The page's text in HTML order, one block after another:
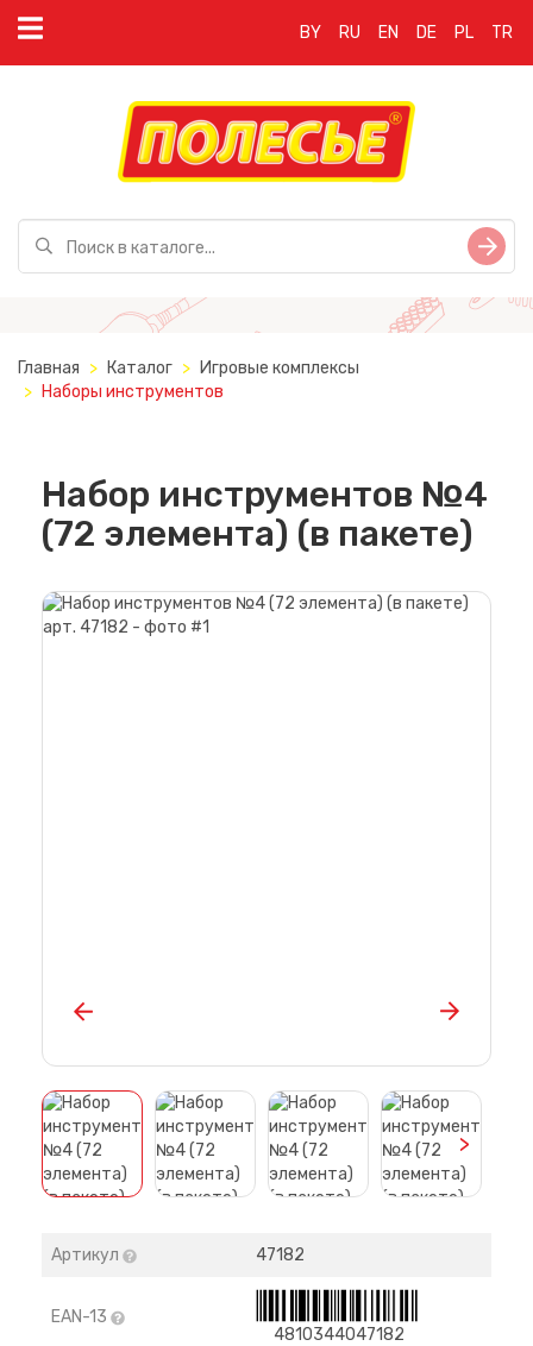
BY RU EN DE PL TR
Главная Каталог
Игровые комплексы
Наборы инструментов
Набор инструментов №4
(72 элемента) (в пакете)
>
Артикул 47182
EAN-13
4810344047182